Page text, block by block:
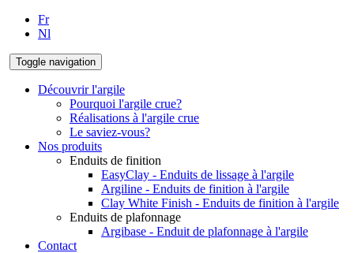
Aller au contenu principal
Fr
Nl
Toggle navigation
Découvrir l'argile
Pourquoi l'argile crue?
Réalisations à l'argile crue
Le saviez-vous?
Nos produits
Enduits de finition
EasyClay - Enduits de lissage à l'argile
Argiline - Enduits de finition à l'argile
Clay White Finish - Enduits de finition à l'argile
Enduits de plafonnage
Argibase - Enduit de plafonnage à l'argile
Contact